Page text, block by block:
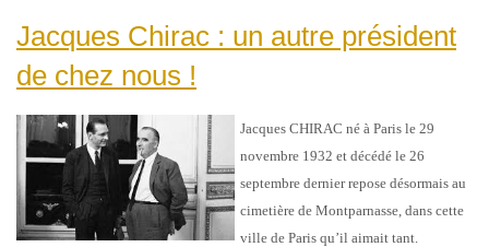
Jacques Chirac : un autre président
de chez nous !
Jacques CHIRAC né à Paris le 29
novembre 1932 et décédé le 26
septembre dernier repose désormais au
cimetière de Montparnasse, dans cette
ville de Paris qu’il aimait tant.